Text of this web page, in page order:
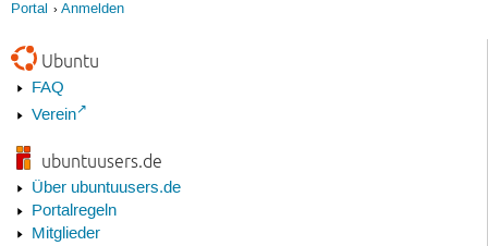
Portal Anmelden
Ubuntu
FAQ
Verein
ubuntuusers.de
Über ubuntuusers.de
Portalregeln
Mitglieder